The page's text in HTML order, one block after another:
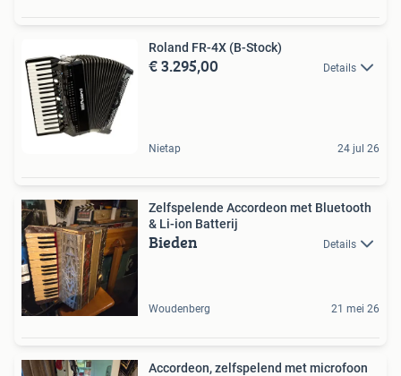
Roland FR-4X (B-Stock)
€ 3.295,00 Details
Nietap 24 jul 26
Zelfspelende Accordeon met Bluetooth
& Li-ion Batterij
Bieden Details
Woudenberg 21 mei 26
Accordeon, zelfspelend met microfoon